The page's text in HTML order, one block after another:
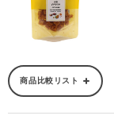
商品比較リスト